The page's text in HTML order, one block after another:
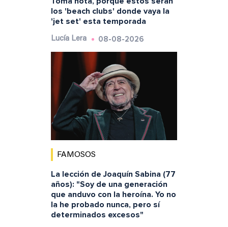
los 'beach clubs' donde vaya la
'jet set' esta temporada
Lucía Lera 08-08-2026
FAMOSOS
La lección de Joaquín Sabina (77
años): "Soy de una generación
que anduvo con la heroína. Yo no
la he probado nunca, pero sí
determinados excesos"